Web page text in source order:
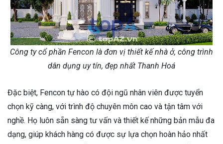
Công ty cổ phần Fencon là đơn vị thiết kế nhà ở, công trình
dân dụng uy tín, đẹp nhất Thanh Hoá
Đặc biệt, Fencon tự hào có đội ngũ nhân viên được tuyển
chọn kỹ càng, với trình độ chuyên môn cao và tận tâm với
nghề. Họ luôn sẵn sàng tư vấn và thiết kế những bản mẫu đa
dạng, giúp khách hàng có được sự lựa chọn hoàn hảo nhất